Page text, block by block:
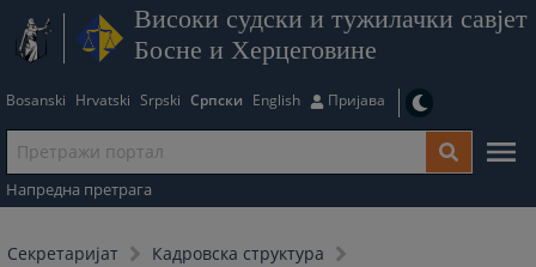
Високи судски и тужилачки савјет
Босне и Херцеговине
Bosanski Hrvatski Srpski Српски English Пријава
Напредна претрага
Секретаријат Кадровска структура